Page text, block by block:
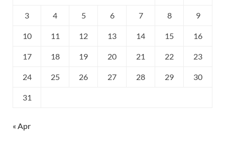
3 4 5 6 7 8 9
10 11 12 13 14 15 16
17 18 19 20 21 22 23
24 25 26 27 28 29 30
31
« Apr